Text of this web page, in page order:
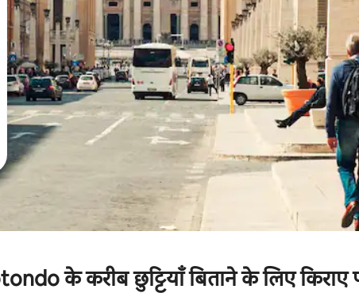
के करीब छुट्टियाँ बिताने के लिए किराए